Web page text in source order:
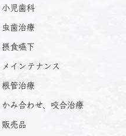
小児歯科
虫歯治療
摂食嚥下
メインテナンス
根管治療
かみ合わせ、咬合治療
販売品